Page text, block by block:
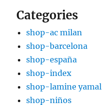
Categories
shop-ac milan
shop-barcelona
shop-españa
shop-index
shop-lamine yamal
shop-niños